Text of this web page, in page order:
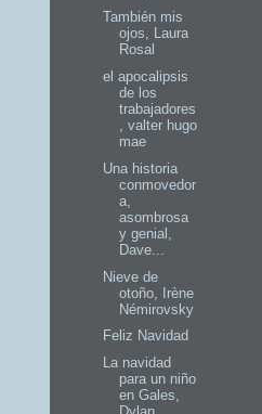
También mis
ojos, Laura
Rosal
el apocalipsis
de los
trabajadores
, valter hugo
mae
Una historia
conmovedor
a,
asombrosa
y genial,
Dave...
Nieve de
otoño, Irène
Némirovsky
Feliz Navidad
La navidad
para un niño
en Gales,